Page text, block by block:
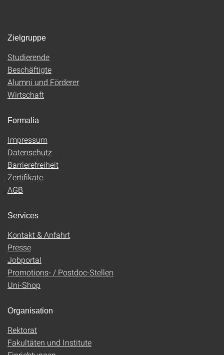
Zielgruppe
Studierende
Beschäftigte
Alumni und Förderer
Wirtschaft
Formalia
Impressum
Datenschutz
Barrierefreiheit
Zertifikate
AGB
Services
Kontakt & Anfahrt
Presse
Jobportal
Promotions- / Postdoc-Stellen
Uni-Shop
Organisation
Rektorat
Fakultäten und Institute